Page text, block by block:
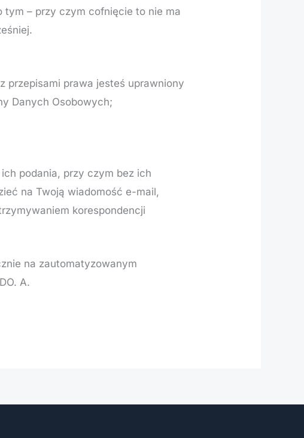
– przy czym cofnięcie to nie ma
przepisami prawa jesteś uprawniony
Danych Osobowych;
podania, przy czym bez ich
na Twoją wiadomość e-mail,
korespondencji
na zautomatyzowanym
A.